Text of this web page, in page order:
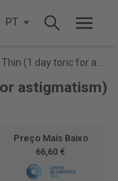
PT
(1 day toric for astigmatism)
astigmatism)
Preço Mais Baixo
66,60 €